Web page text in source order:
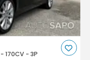
- 170CV - 3P